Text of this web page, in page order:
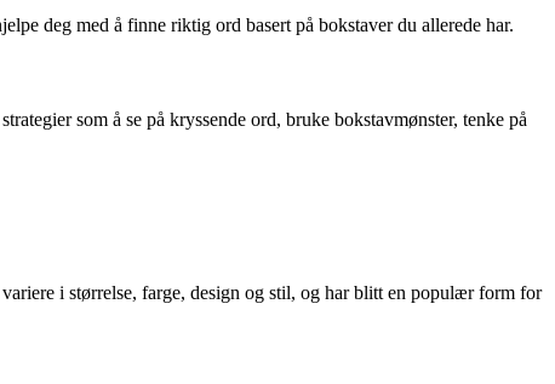
deg med å finne riktig ord basert på bokstaver du allerede har.
som å se på kryssende ord, bruke bokstavmønster, tenke på
i størrelse, farge, design og stil, og har blitt en populær form for